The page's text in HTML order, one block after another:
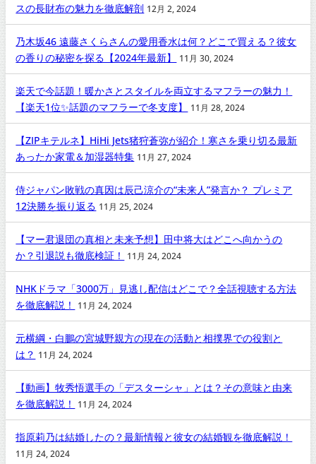
スの長財布の魅力を徹底解剖 12月 2, 2024
乃木坂46 遠藤さくらさんの愛用香水は何？どこで買える？彼女
の香りの秘密を探る【2024年最新】
11月 30, 2024
楽天で今話題！暖かさとスタイルを両立するマフラーの魅力！
【楽天1位✨話題のマフラーで冬支度】
11月 28, 2024
【ZIPキテルネ】HiHi Jets猪狩蒼弥が紹介！寒さを乗り切る最新
あったか家電＆加湿器特集 11月 27, 2024
侍ジャパン敗戦の真因は辰己涼介の“未来人”発言か？ プレミア
12決勝を振り返る 11月 25, 2024
【マー君退団の真相と未来予想】田中将大はどこへ向かうの
か？引退説も徹底検証！
11月 24, 2024
NHKドラマ「3000万」見逃し配信はどこで？全話視聴する方法
を徹底解説！
11月 24, 2024
元横綱・白鵬の宮城野親方の現在の活動と相撲界での役割と
は？ 11月 24, 2024
【動画】牧秀悟選手の「デスターシャ」とは？その意味と由来
を徹底解説！
11月 24, 2024
指原莉乃は結婚したの？最新情報と彼女の結婚観を徹底解説！
11月 24, 2024